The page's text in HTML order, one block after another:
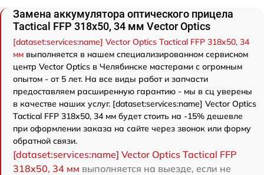
Замена аккумулятора оптического прицела
Tactical FFP 318x50, 34 мм Vector Optics
[dataset:services:name] Vector Optics Tactical FFP 318x50, 34
мм выполняется в нашем специализированном сервисном
центр Vector Optics в Челябинске мастерами с огромным
опытом - от 5 лет. На все виды работ и запчасти
предоставляем расширенную гарантию - мы в сц уверены
в качестве наших услуг. [dataset:services:name] Vector Optics
Tactical FFP 318x50, 34 мм будет стоить на -15% дешевле
при оформлении заказа на сайте через звонок или форму
обратной связи.
[dataset:services:name] Vector Optics Tactical FFP
318x50, 34 мм выполняется на выезде, если не